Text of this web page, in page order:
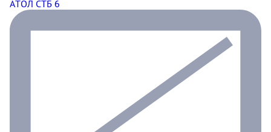
АТОЛ СТБ 6